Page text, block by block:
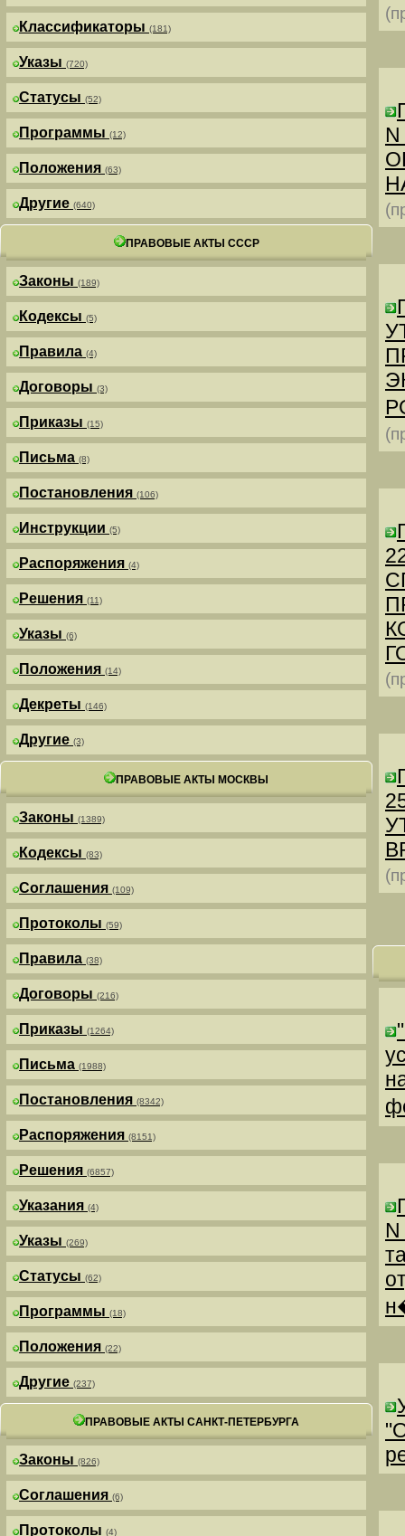
Классификаторы (181)
Указы (720)
Статусы (52)
Программы (12)
Положения (63)
Другие (640)
ПРАВОВЫЕ АКТЫ СССР
Законы (189)
Кодексы (5)
Правила (4)
Договоры (3)
Приказы (15)
Письма (8)
Постановления (106)
Инструкции (5)
Распоряжения (4)
Решения (11)
Указы (6)
Положения (14)
Декреты (146)
Другие (3)
ПРАВОВЫЕ АКТЫ МОСКВЫ
Законы (1389)
Кодексы (83)
Соглашения (109)
Протоколы (59)
Правила (38)
Договоры (216)
Приказы (1264)
Письма (1988)
Постановления (8342)
Распоряжения (8151)
Решения (6857)
Указания (4)
Указы (269)
Статусы (62)
Программы (18)
Положения (22)
Другие (237)
ПРАВОВЫЕ АКТЫ САНКТ-ПЕТЕРБУРГА
Законы (826)
Соглашения (6)
Протоколы (4)